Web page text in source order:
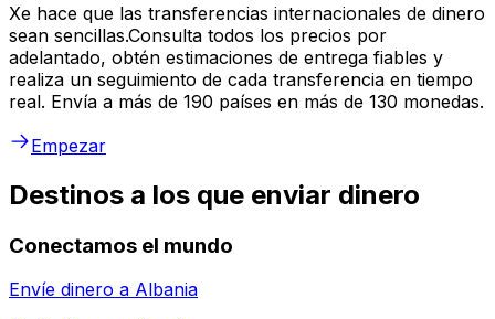
Xe hace que las transferencias internacionales de dinero
sean sencillas.Consulta todos los precios por
adelantado, obtén estimaciones de entrega fiables y
realiza un seguimiento de cada transferencia en tiempo
real. Envía a más de 190 países en más de 130 monedas.
Empezar
Destinos a los que enviar dinero
Conectamos el mundo
Envíe dinero a Albania